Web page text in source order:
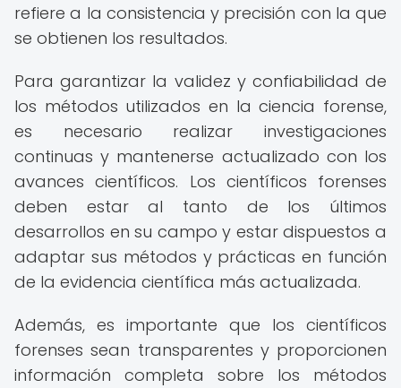
refiere a la consistencia y precisión con la que
se obtienen los resultados.
Para garantizar la validez y confiabilidad de
los métodos utilizados en la ciencia forense,
es necesario realizar investigaciones
continuas y mantenerse actualizado con los
avances científicos. Los científicos forenses
deben estar al tanto de los últimos
desarrollos en su campo y estar dispuestos a
adaptar sus métodos y prácticas en función
de la evidencia científica más actualizada.
Además, es importante que los científicos
forenses sean transparentes y proporcionen
información completa sobre los métodos